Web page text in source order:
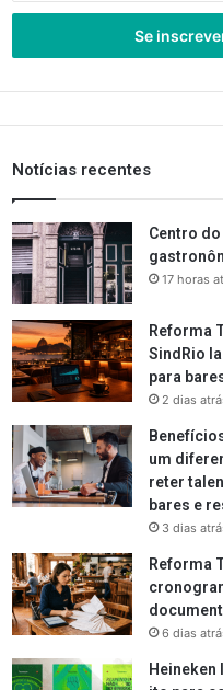
seu
de
Notícias recentes
Centro
17 horas
Reforma
SindRio
para
2 dias
um
reter
bares e
3 dias
Reforma
6 dias
Heineken